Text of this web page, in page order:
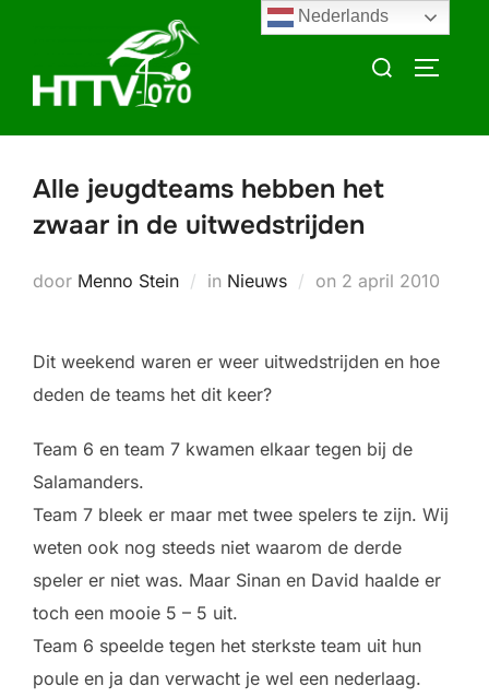
inhoud
Zoek
Alle jeugdteams hebben het
zwaar in de uitwedstrijden
door Menno Stein in Nieuws on Geplaatst
2 april 2010
Dit weekend waren er weer uitwedstrijden en hoe
deden de teams het dit keer?
Team 6 en team 7 kwamen elkaar tegen bij de
Salamanders.
Team 7 bleek er maar met twee spelers te zijn. Wij
weten ook nog steeds niet waarom de derde
speler er niet was. Maar Sinan en David haalde er
toch een mooie 5 – 5 uit.
Team 6 speelde tegen het sterkste team uit hun
poule en ja dan verwacht je wel een nederlaag.
Nederlands